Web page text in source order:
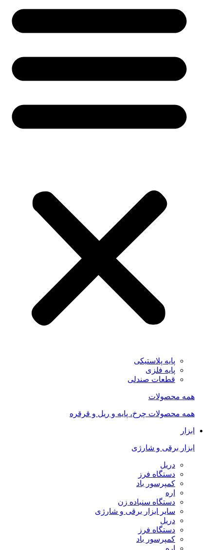
پایه پلاستیکی
پایه فلزی
قطعات صندلی
همه محصولات
همه محصولات چرخ، پایه و ریل و قرقره
ابزار
ابزار برقی و شارژی
دریل
دستگاه فرز
کمپرسور باد
اره
دستگاه سنباده زن
سایر ابزار برقی و شارژی
دریل
دستگاه فرز
کمپرسور باد
اره